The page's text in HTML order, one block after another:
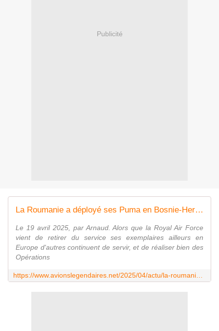
Publicité
La Roumanie a déployé ses Puma en Bosnie-Herzégovine. - avionslegendaires.net
Le 19 avril 2025, par Arnaud. Alors que la Royal Air Force
vient de retirer du service ses exemplaires ailleurs en
Europe d'autres continuent de servir, et de réaliser bien des
Opérations